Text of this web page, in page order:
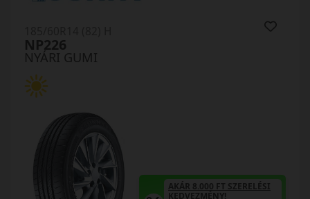
NYÁRI GUMI
NP226
AKÁR 8.000 FT SZERELÉSI
KEDVEZMÉNY!